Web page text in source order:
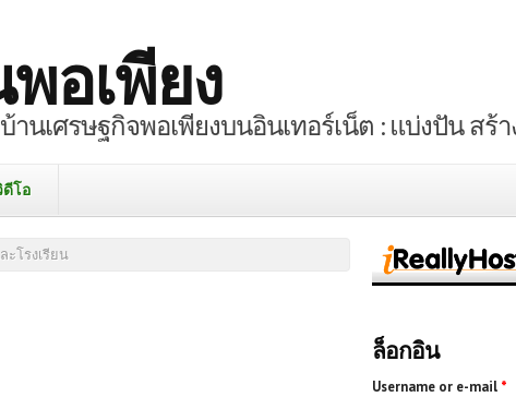
อเพียง
านเศรษฐกิจพอเพียงบนอินเทอร์เน็ต : แบ่งปัน สร้
ดีโอ
ะโรงเรียน
ล็อกอิน
Username or e-mail *